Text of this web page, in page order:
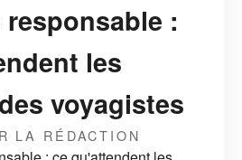
:
les
voyagistes
LA RÉDACTION